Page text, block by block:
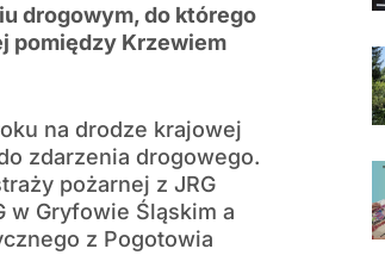
drogowym, do którego
pomiędzy Krzewiem
na drodze krajowej
zdarzenia drogowego.
pożarnej z JRG
w Gryfowie Śląskim a
z Pogotowia